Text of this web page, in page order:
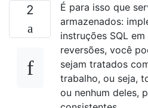
2
É para isso que
armazenados:
instruções SQL
reversões, você
sejam tratados
trabalho, ou seja,
ou nenhum deles,